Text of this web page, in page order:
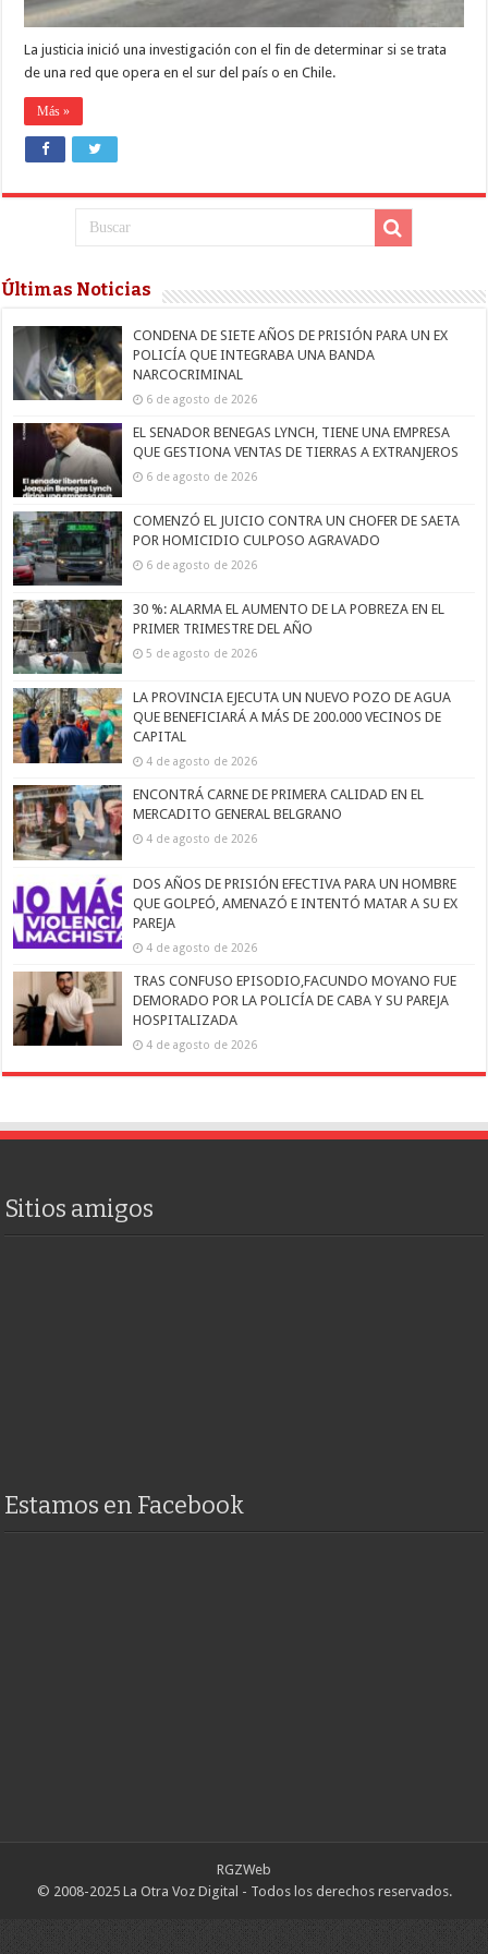
La justicia inició una investigación con el fin de determinar si se trata
de una red que opera en el sur del país o en Chile.
Más »
Últimas Noticias
CONDENA DE SIETE AÑOS DE PRISIÓN PARA UN EX
POLICÍA QUE INTEGRABA UNA BANDA
NARCOCRIMINAL
6 de agosto de 2026
EL SENADOR BENEGAS LYNCH, TIENE UNA EMPRESA
QUE GESTIONA VENTAS DE TIERRAS A EXTRANJEROS
6 de agosto de 2026
COMENZÓ EL JUICIO CONTRA UN CHOFER DE SAETA
POR HOMICIDIO CULPOSO AGRAVADO
6 de agosto de 2026
30 %: ALARMA EL AUMENTO DE LA POBREZA EN EL
PRIMER TRIMESTRE DEL AÑO
5 de agosto de 2026
LA PROVINCIA EJECUTA UN NUEVO POZO DE AGUA
QUE BENEFICIARÁ A MÁS DE 200.000 VECINOS DE
CAPITAL
4 de agosto de 2026
ENCONTRÁ CARNE DE PRIMERA CALIDAD EN EL
MERCADITO GENERAL BELGRANO
4 de agosto de 2026
DOS AÑOS DE PRISIÓN EFECTIVA PARA UN HOMBRE
QUE GOLPEÓ, AMENAZÓ E INTENTÓ MATAR A SU EX
PAREJA
4 de agosto de 2026
TRAS CONFUSO EPISODIO,FACUNDO MOYANO FUE
DEMORADO POR LA POLICÍA DE CABA Y SU PAREJA
HOSPITALIZADA
4 de agosto de 2026
Sitios amigos
Estamos en Facebook
RGZWeb
© 2008-2025 La Otra Voz Digital - Todos los derechos reservados.